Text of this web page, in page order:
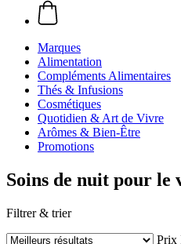
Marques
Alimentation
Compléments Alimentaires
Thés & Infusions
Cosmétiques
Quotidien & Art de Vivre
Arômes & Bien-Être
Promotions
Soins de nuit pour le
Filtrer & trier
Prix